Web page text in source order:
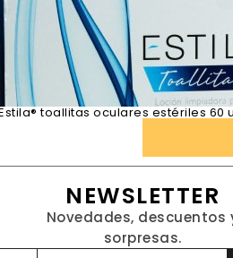
toallitas oculares estériles 60
NEWSLETTER
Novedades, descuentos
sorpresas.